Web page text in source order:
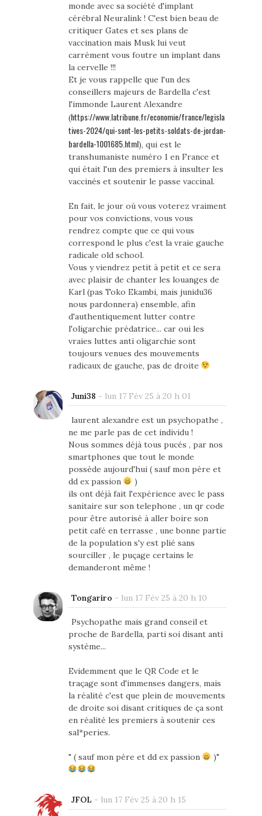
monde avec sa société d'implant
cérébral Neuralink ! C'est bien beau de
critiquer Gates et ses plans de
vaccination mais Musk lui veut
carrément vous foutre un implant dans
la cervelle !!!
Et je vous rappelle que l'un des
conseillers majeurs de Bardella c'est
l'immonde Laurent Alexandre
(https://www.latribune.fr/economie/france/legisla
tives-2024/qui-sont-les-petits-soldats-de-jordan-
bardella-1001685.html), qui est le
transhumaniste numéro 1 en France et
qui était l'un des premiers à insulter les
vaccinés et soutenir le passe vaccinal.
En fait, le jour où vous voterez vraiment
pour vos convictions, vous vous
rendrez compte que ce qui vous
correspond le plus c'est la vraie gauche
radicale old school.
Vous y viendrez petit à petit et ce sera
avec plaisir de chanter les louanges de
Karl (pas Toko Ekambi, mais junidu36
nous pardonnera) ensemble, afin
d'authentiquement lutter contre
l'oligarchie prédatrice... car oui les
vraies luttes anti oligarchie sont
toujours venues des mouvements
radicaux de gauche, pas de droite
Juni38 - lun 17 Fév 25 à 20 h 01
laurent alexandre est un psychopathe ,
ne me parle pas de cet individu !
Nous sommes déjà tous pucés , par nos
smartphones que tout le monde
possède aujourd'hui ( sauf mon père et
dd ex passion
)
ils ont déjà fait l'expérience avec le pass
sanitaire sur son telephone , un qr code
pour être autorisé à aller boire son
petit café en terrasse , une bonne partie
de la population s'y est plié sans
sourciller , le puçage certains le
demanderont même !
Tongariro - lun 17 Fév 25 à 20 h 10
Psychopathe mais grand conseil et
proche de Bardella, parti soi disant anti
système...
Evidemment que le QR Code et le
traçage sont d'immenses dangers, mais
la réalité c'est que plein de mouvements
de droite soi disant critiques de ça sont
en réalité les premiers à soutenir ces
sal*peries.
" ( sauf mon père et dd ex passion )"
JFOL - lun 17 Fév 25 à 20 h 15